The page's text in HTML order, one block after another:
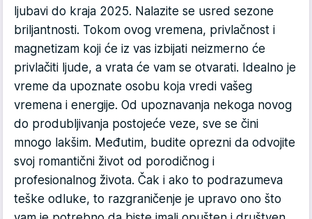
ljubavi do kraja 2025. Nalazite se usred sezone
briljantnosti. Tokom ovog vremena, privlačnost i
magnetizam koji će iz vas izbijati neizmerno će
privlačiti ljude, a vrata će vam se otvarati. Idealno je
vreme da upoznate osobu koja vredi vašeg
vremena i energije. Od upoznavanja nekoga novog
do produbljivanja postojeće veze, sve se čini
mnogo lakšim. Međutim, budite oprezni da odvojite
svoj romantični život od porodičnog i
profesionalnog života. Čak i ako to podrazumeva
teške odluke, to razgraničenje je upravo ono što